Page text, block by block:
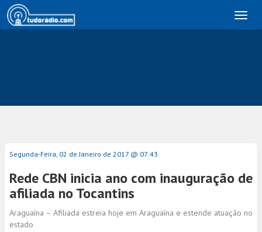
Segunda-Feira, 02 de Janeiro de 2017 @ 07:43
Rede CBN inicia ano com inauguração de
afiliada no Tocantins
Araguaína – Afiliada estreia hoje em Araguaína e estende atuação no
estado